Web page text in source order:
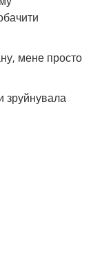
мене просто
зруйнувала